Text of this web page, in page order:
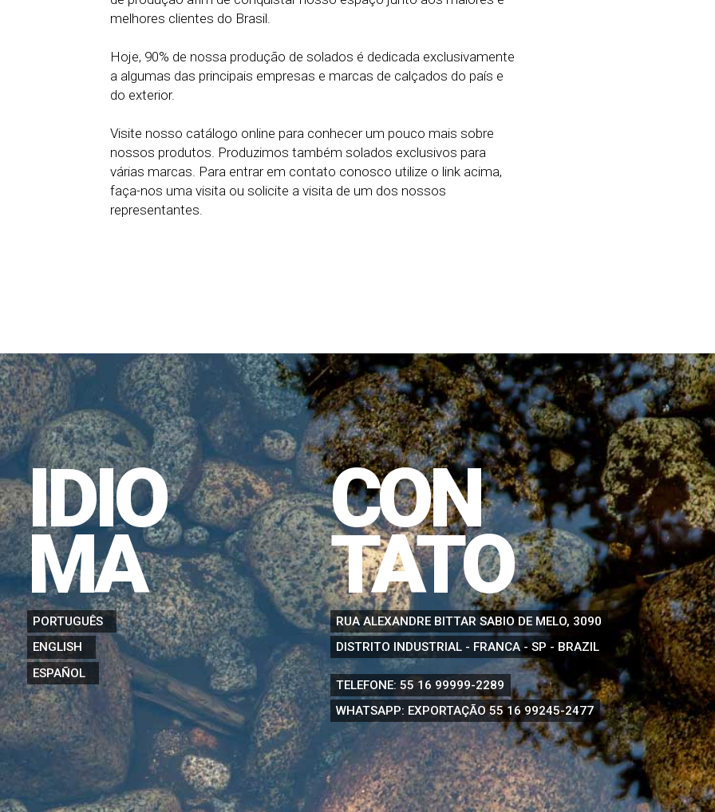
melhores clientes do Brasil.
Hoje, 90% de nossa produção de solados é dedicada exclusivamente
a algumas das principais empresas e marcas de calçados do país e
do exterior.
Visite nosso catálogo online para conhecer um pouco mais sobre
nossos produtos. Produzimos também solados exclusivos para
várias marcas. Para entrar em contato conosco utilize o link acima,
faça-nos uma visita ou solicite a visita de um dos nossos
representantes.
IDIO
MA
PORTUGUÊS
ENGLISH
ESPAÑOL
CON
TATO
RUA ALEXANDRE BITTAR SABIO DE MELO, 3090
DISTRITO INDUSTRIAL - FRANCA - SP - BRAZIL
TELEFONE: 55 16 99999-2289
WHATSAPP: EXPORTAÇÃO55 16 99245-2477